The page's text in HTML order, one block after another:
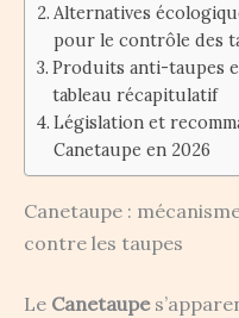
Alternatives
pour le contrôle des
Produits anti-taupes
tableau récapitulatif
Législation et
Canetaupe en 2026
Canetaupe :
contre les taupes
Le Canetaupe